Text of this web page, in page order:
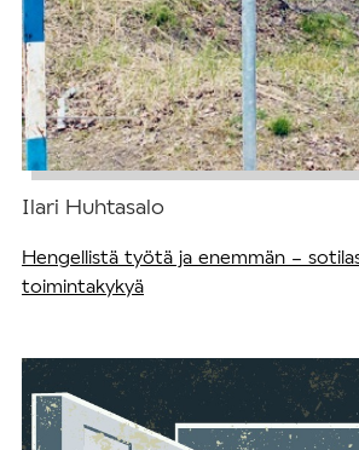
Ilari Huhtasalo
Hengellistä työtä ja enemmän –
toimintakykyä